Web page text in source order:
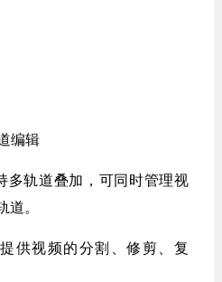
编辑
多轨道叠加，可同时管理视
道。
供视频的分割、修剪、复